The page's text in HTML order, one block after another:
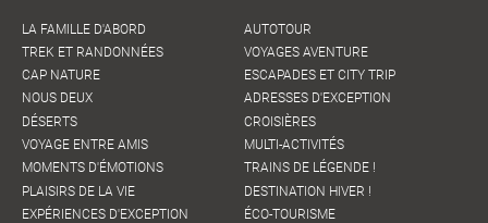
LA FAMILLE D'ABORD
TREK ET RANDONNÉES
CAP NATURE
NOUS DEUX
DÉSERTS
VOYAGE ENTRE AMIS
MOMENTS D'ÉMOTIONS
PLAISIRS DE LA VIE
EXPÉRIENCES D'EXCEPTION
AUTOTOUR
VOYAGES AVENTURE
ESCAPADES ET CITY TRIP
ADRESSES D'EXCEPTION
CROISIÈRES
MULTI-ACTIVITÉS
TRAINS DE LÉGENDE !
DESTINATION HIVER !
ÉCO-TOURISME